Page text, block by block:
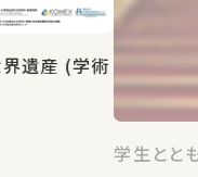
界遺産 (学術
学生とと